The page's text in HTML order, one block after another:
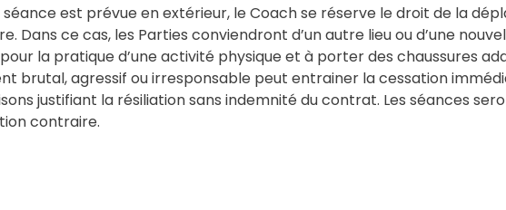
est prévue en extérieur, le Coach se réserve le droit de la
ce cas, les Parties conviendront d’un autre lieu ou d’une
la pratique d’une activité physique et à porter des chaussures
agressif ou irresponsable peut entrainer la cessation
justifiant la résiliation sans indemnité du contrat. Les séances
contraire.